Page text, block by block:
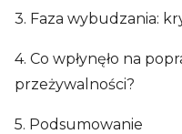
3. Faza wybudzania:
4. Co wpłynęło na
przeżywalności?
5. Podsumowanie